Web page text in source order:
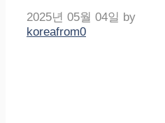
2025년 05월 04일 by
koreafrom0